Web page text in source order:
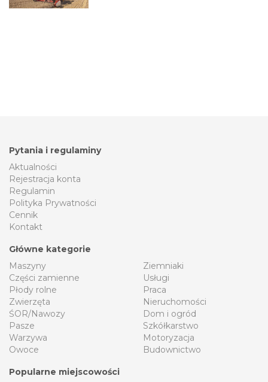
Pytania i regulaminy
Aktualności
Rejestracja konta
Regulamin
Polityka Prywatności
Cennik
Kontakt
Główne kategorie
Maszyny
Części zamienne
Płody rolne
Zwierzęta
ŚOR/Nawozy
Pasze
Warzywa
Owoce
Ziemniaki
Usługi
Praca
Nieruchomości
Dom i ogród
Szkółkarstwo
Motoryzacja
Budownictwo
Popularne miejscowości